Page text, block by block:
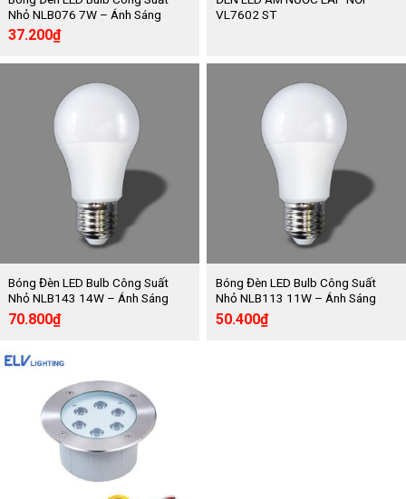
Nhỏ NLB076 7W – Ánh Sáng
Trắng Nanoco
Giá
là:
37.200₫Giá
tại
37.200₫.
VL7602 ST
Bóng Đèn LED Bulb Công Suất
Nhỏ NLB143 14W – Ánh Sáng
Vàng Nanoco
Giá
118.000₫.
70.800₫Giá
hiện
là:
Bóng Đèn LED Bulb Công Suất
Nhỏ NLB113 11W – Ánh Sáng
Vàng Nanoco
Giá
50.400₫Giá
hiện